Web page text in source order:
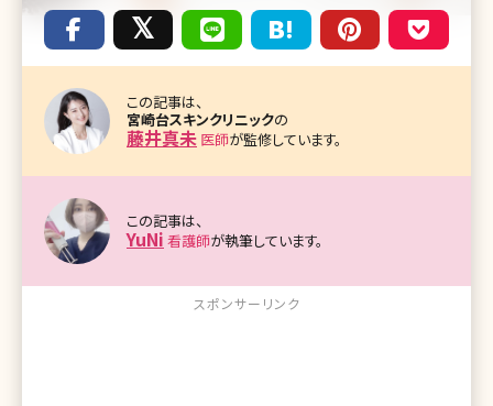
この記事は、
宮崎台スキンクリニックの
藤井真未 医師が監修しています。
この記事は、
YuNi 看護師が執筆しています。
スポンサーリンク